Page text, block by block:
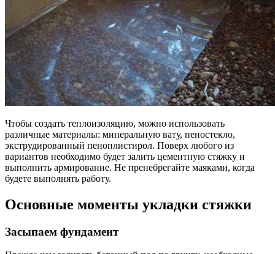
Чтобы создать теплоизоляцию, можно использовать
различные материалы: минеральную вату, пеностекло,
экструдированный пеноплистирол. Поверх любого из
вариантов необходимо будет залить цементную стяжку и
выполнить армирование. Не пренебрегайте маяками, когда
будете выполнять работу.
Основные моменты укладки стяжки
Засыпаем фундамент